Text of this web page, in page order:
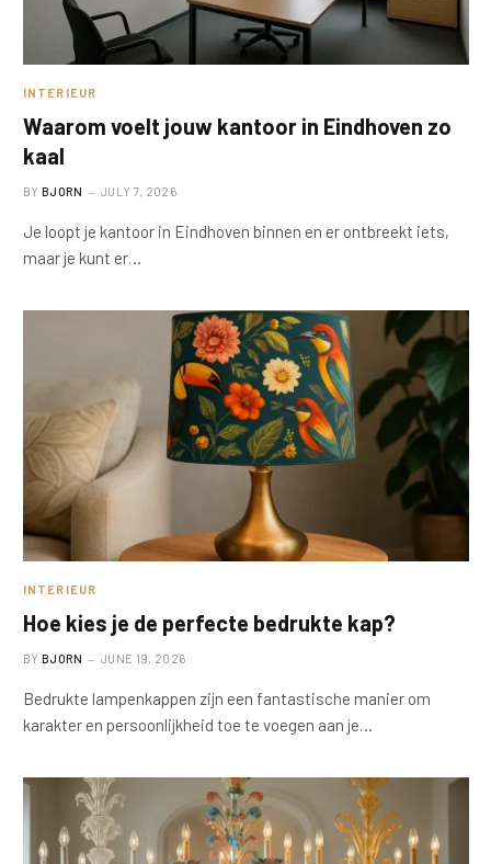
INTERIEUR
Waarom voelt jouw kantoor in Eindhoven zo
kaal
BY BJORN JULY 7, 2026
Je loopt je kantoor in Eindhoven binnen en er ontbreekt iets,
maar je kunt er…
INTERIEUR
Hoe kies je de perfecte bedrukte kap?
BY BJORN JUNE 19, 2026
Bedrukte lampenkappen zijn een fantastische manier om
karakter en persoonlijkheid toe te voegen aan je…